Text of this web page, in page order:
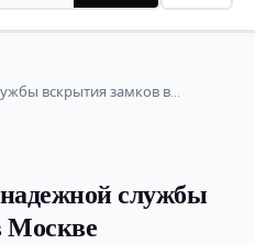
вскрытия замков в...
службы
Москве